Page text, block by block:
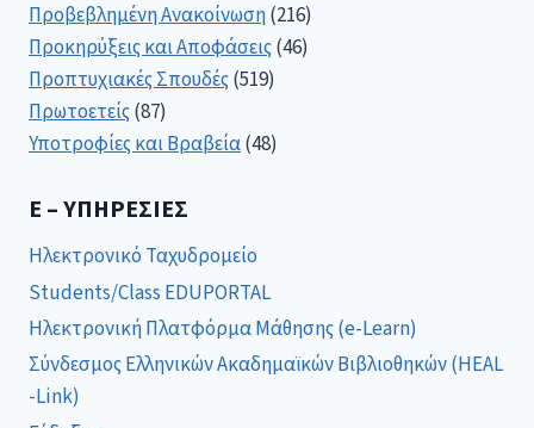
Προβεβλημένη Ανακοίνωση(216)
Προκηρύξεις και Αποφάσεις(46)
Προπτυχιακές Σπουδές(519)
Πρωτοετείς(87)
Υποτροφίες και Βραβεία(48)
E – ΥΠΗΡΕΣΊΕΣ
Ηλεκτρονικό Ταχυδρομείο
Students/Class EDUPORTAL
Ηλεκτρονική Πλατφόρμα Μάθησης (e-Learn)
Σύνδεσμος Ελληνικών Ακαδημαϊκών Βιβλιοθηκών (HEAL
-Link)